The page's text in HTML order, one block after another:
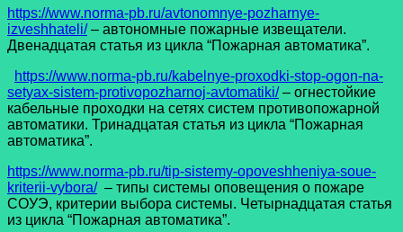
https://www.norma-pb.ru/avtonomnye-pozharnye-
izveshhateli/– автономные пожарные извещатели.
Двенадцатая статья из цикла “Пожарная автоматика”.
https://www.norma-pb.ru/kabelnye-proxodki-stop-ogon-na-
setyax-sistem-protivopozharnoj-avtomatiki/– огнестойкие
кабельные проходки на сетях систем противопожарной
автоматики. Тринадцатая статья из цикла “Пожарная
автоматика”.
https://www.norma-pb.ru/tip-sistemy-opoveshheniya-soue-
kriterii-vybora/– типы системы оповещения о пожаре
СОУЭ, критерии выбора системы. Четырнадцатая статья
из цикла “Пожарная автоматика”.